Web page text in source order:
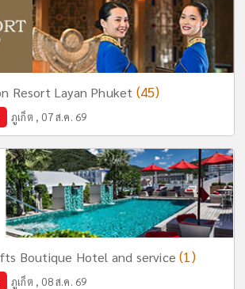
Resort Layan Phuket (45)
ภูเก็ต , 07 ส.ค. 69
Boutique Hotel and service(1)
ภูเก็ต , 08 ส.ค. 69